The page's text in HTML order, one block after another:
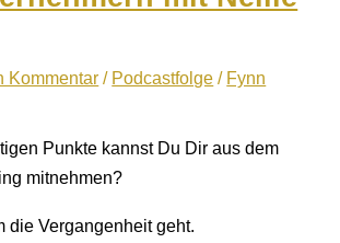
Kommentar / Podcastfolge / Fynn
Punkte kannst Du Dir aus dem
mitnehmen?
die Vergangenheit geht.